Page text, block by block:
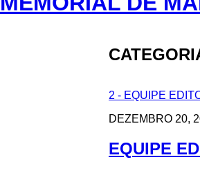
2 - EQUIPE
DEZEMBRO 20,
EQUIPE